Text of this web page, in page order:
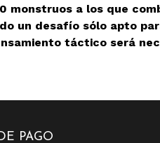
monstruos a los que
un desafío sólo apto
táctico será
PAGO